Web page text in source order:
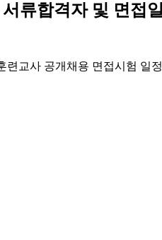
류합격자 및 면접
교사 공개채용 면접시험 일